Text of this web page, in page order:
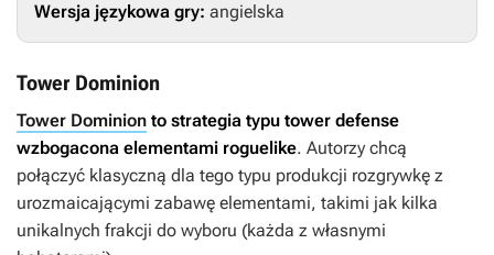
Wersja językowa gry: angielska
Tower Dominion
Tower Dominion to strategia typu tower defense
wzbogacona elementami roguelike. Autorzy chcą
połączyć klasyczną dla tego typu produkcji rozgrywkę z
urozmaicającymi zabawę elementami, takimi jak kilka
unikalnych frakcji do wyboru (każda z własnymi